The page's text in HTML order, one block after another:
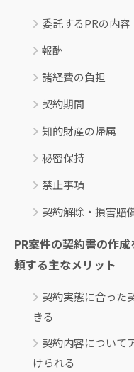
委託するPRの内容
報酬
諸経費の負担
契約期間
知的財産の帰属
秘密保持
禁止事項
契約解除・損害賠
PR案件の契約書の作
頼する主なメリット
契約実態に合った
きる
契約内容について
けられる